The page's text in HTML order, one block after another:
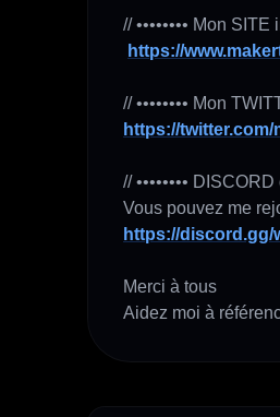
// •••••••• Mon SITE
https://
https://
// ••••••••
https://discord.gg/
Merci à tous
Aidez moi à